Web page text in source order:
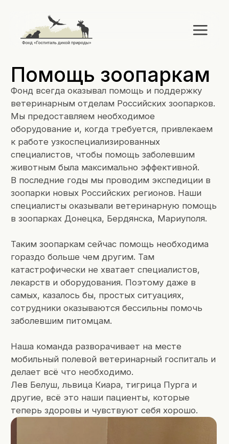
О
ветеринарным отделам Российских зоопарков.
Мы предоставляем необходимое
оборудование и, когда требуется, привлекаем
к работе узкоспециализированных
специалистов, чтобы помощь заболевшим
животным была максимально эффективной.
В последние годы мы проводим экспедиции в
зоопарки новых Российских регионов. Наши
специалисты оказывали ветеринарную помощь
в зоопарках Донецка, Бердянска, Мариуполя.
Таким зоопаркам сейчас помощь необходима
гораздо больше чем другим. Там
катастрофически не хватает специалистов,
самых, казалось бы, простых ситуациях,
сотрудники оказываются бессильны помочь
Наша команда разворачивает на месте
мобильный полевой ветеринарный госпиталь и
делает всё что необходимо.
Лев Белуш, львица Киара, тигрица Пурга и
другие, всё это наши пациенты, которые
теперь здоровы и чувствуют себя хорошо.